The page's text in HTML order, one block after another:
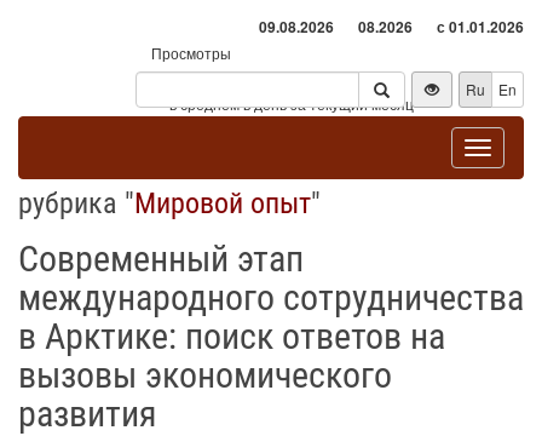
09.08.2026 08.2026 с 01.01.2026
Просмотры
Посетители
* - в среднем в день за текущий месяц
Ru En
Toggle
рубрика "Мировой опыт"
Современный этап
международного сотрудничества
в Арктике: поиск ответов на
вызовы экономического
развития